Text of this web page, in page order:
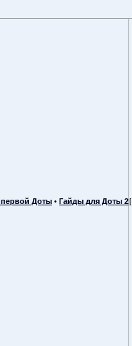
Доты • Гайды для Доты 2